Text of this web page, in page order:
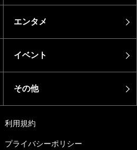
エンタメ
イベント
その他
利用規約
プライバシーポリシー